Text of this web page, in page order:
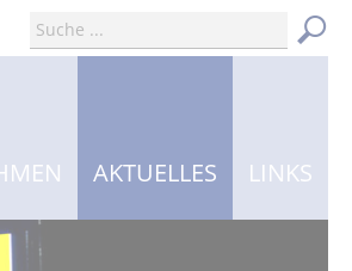
AKTUELLES LINKS